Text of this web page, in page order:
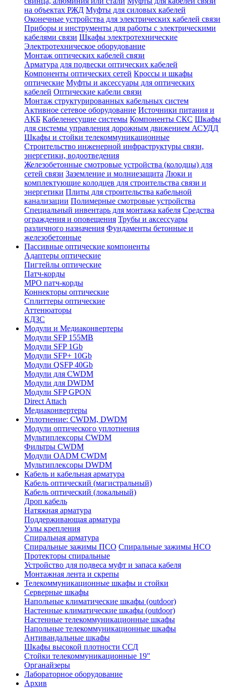
на объектах РЖД Муфты для силовых кабелей
Оконечные устройства для электрических кабелей связи
Приборы и инструменты для работы с электрическими
кабелями связи Шкафы электротехнические
Электротехническое оборудование
Монтаж оптических кабелей связи
Арматура для подвески оптических кабелей
Компоненты оптических сетей Кроссы и шкафы
оптические Муфты и аксессуары для оптических
кабелей Оптические кабели связи
Монтаж структурированных кабельных систем
Активное сетевое оборудование Источники питания и
АКБ Кабеленесущие системы Компоненты СКС Шкафы
для системы управления дорожным движением АСУДД
Шкафы и стойки телекоммуникационные
Строительство инженерной инфраструктуры связи,
энергетики, водоотведения
Железобетонные смотровые устройства (колодцы) для
сетей связи Заземление и молниезащита Люки и
комплектующие колодцев для строительства связи и
энергетики Плиты для строительства кабельной
канализации Полимерные смотровые устройства
Специальный инвентарь для монтажа кабеля Средства
ограждения и оповещения Трубы и аксессуары
различного назначения Фундаменты бетонные и
железобетонные
Пассивные оптические компоненты
Адаптеры оптические
Пигтейлы оптические
Патч-корды
MPO патч-корды
Коннекторы оптические
Сплиттеры оптические
Аттенюаторы
КДЗС
Модули и Медиаконвертеры
Модули SFP 155MB
Модули SFP 1Gb
Модули SFP+ 10Gb
Модули QSFP 40Gb
Модули для CWDM
Модули для DWDM
Модули SFP GPON
Direct Attach
Медиаконвертеры
Уплотнение: CWDM, DWDM
Модули оптического уплотнения
Мультиплексоры CWDM
Фильтры CWDM
Модули OADM CWDM
Мультиплексоры DWDM
Кабель и кабельная арматура
Кабель оптический (магистральный)
Кабель оптический (локальный)
Дроп кабель
Натяжная арматура
Поддерживающая арматура
Узлы крепления
Спиральная арматура
Спиральные зажимы ПСО Спиральные зажимы НСО
Протекторы спиральные
Устройство для подвеса муфт и запаса кабеля
Монтажная лента и скрепы
Телекоммуникационные шкафы и стойки
Серверные шкафы
Напольные климатические шкафы (outdoor)
Настенные климатические шкафы (outdoor)
Настенные телекоммуникационные шкафы
Напольные телекоммуникационные шкафы
Антивандальные шкафы
Шкафы высокой плотности ССД
Стойки телекоммуникационные 19"
Органайзеры
Лабораторное оборудование
Архив